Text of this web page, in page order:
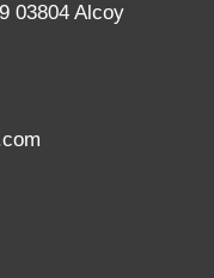
03804 Alcoy